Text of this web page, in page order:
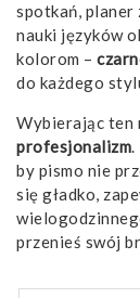
spotkań, planer
nauki języków
kolorom –
do każdego
Wybierając ten
profesjonalizm.
by pismo nie
się gładko,
przenieś swój